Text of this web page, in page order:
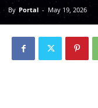
By Portal - May 19, 2026